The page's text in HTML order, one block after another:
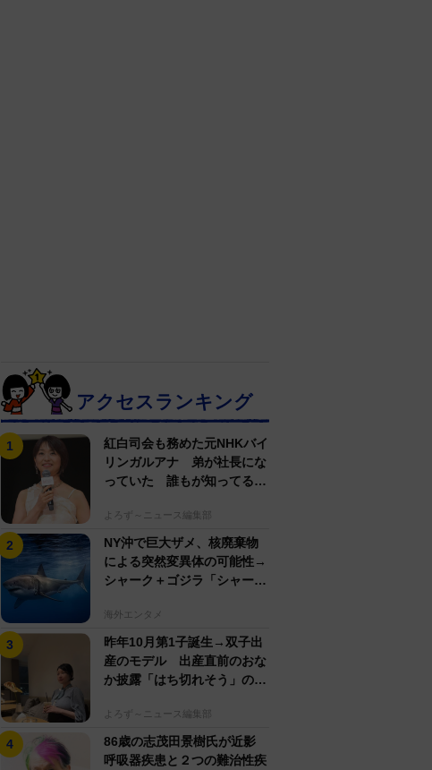
アクセスランキング
紅白司会も務めた元NHKバイ
リンガルアナ 弟が社長にな
っていた 誰もが知ってる有
よろず～ニュース編集部
NY沖で巨大ザメ、核廃棄物
による突然変異体の可能性→
シャーク＋ゴジラ「シャーク
海外エンタメ
昨年10月第1子誕生→双子出
産のモデル 出産直前のおな
か披露「はち切れそう」の
よろず～ニュース編集部
86歳の志茂田景樹氏が近影
呼吸器疾患と２つの難治性疾